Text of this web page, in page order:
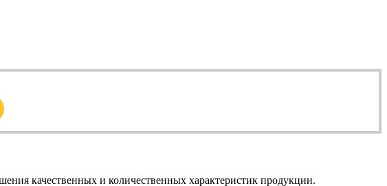
качественных и количественных характеристик продукции.